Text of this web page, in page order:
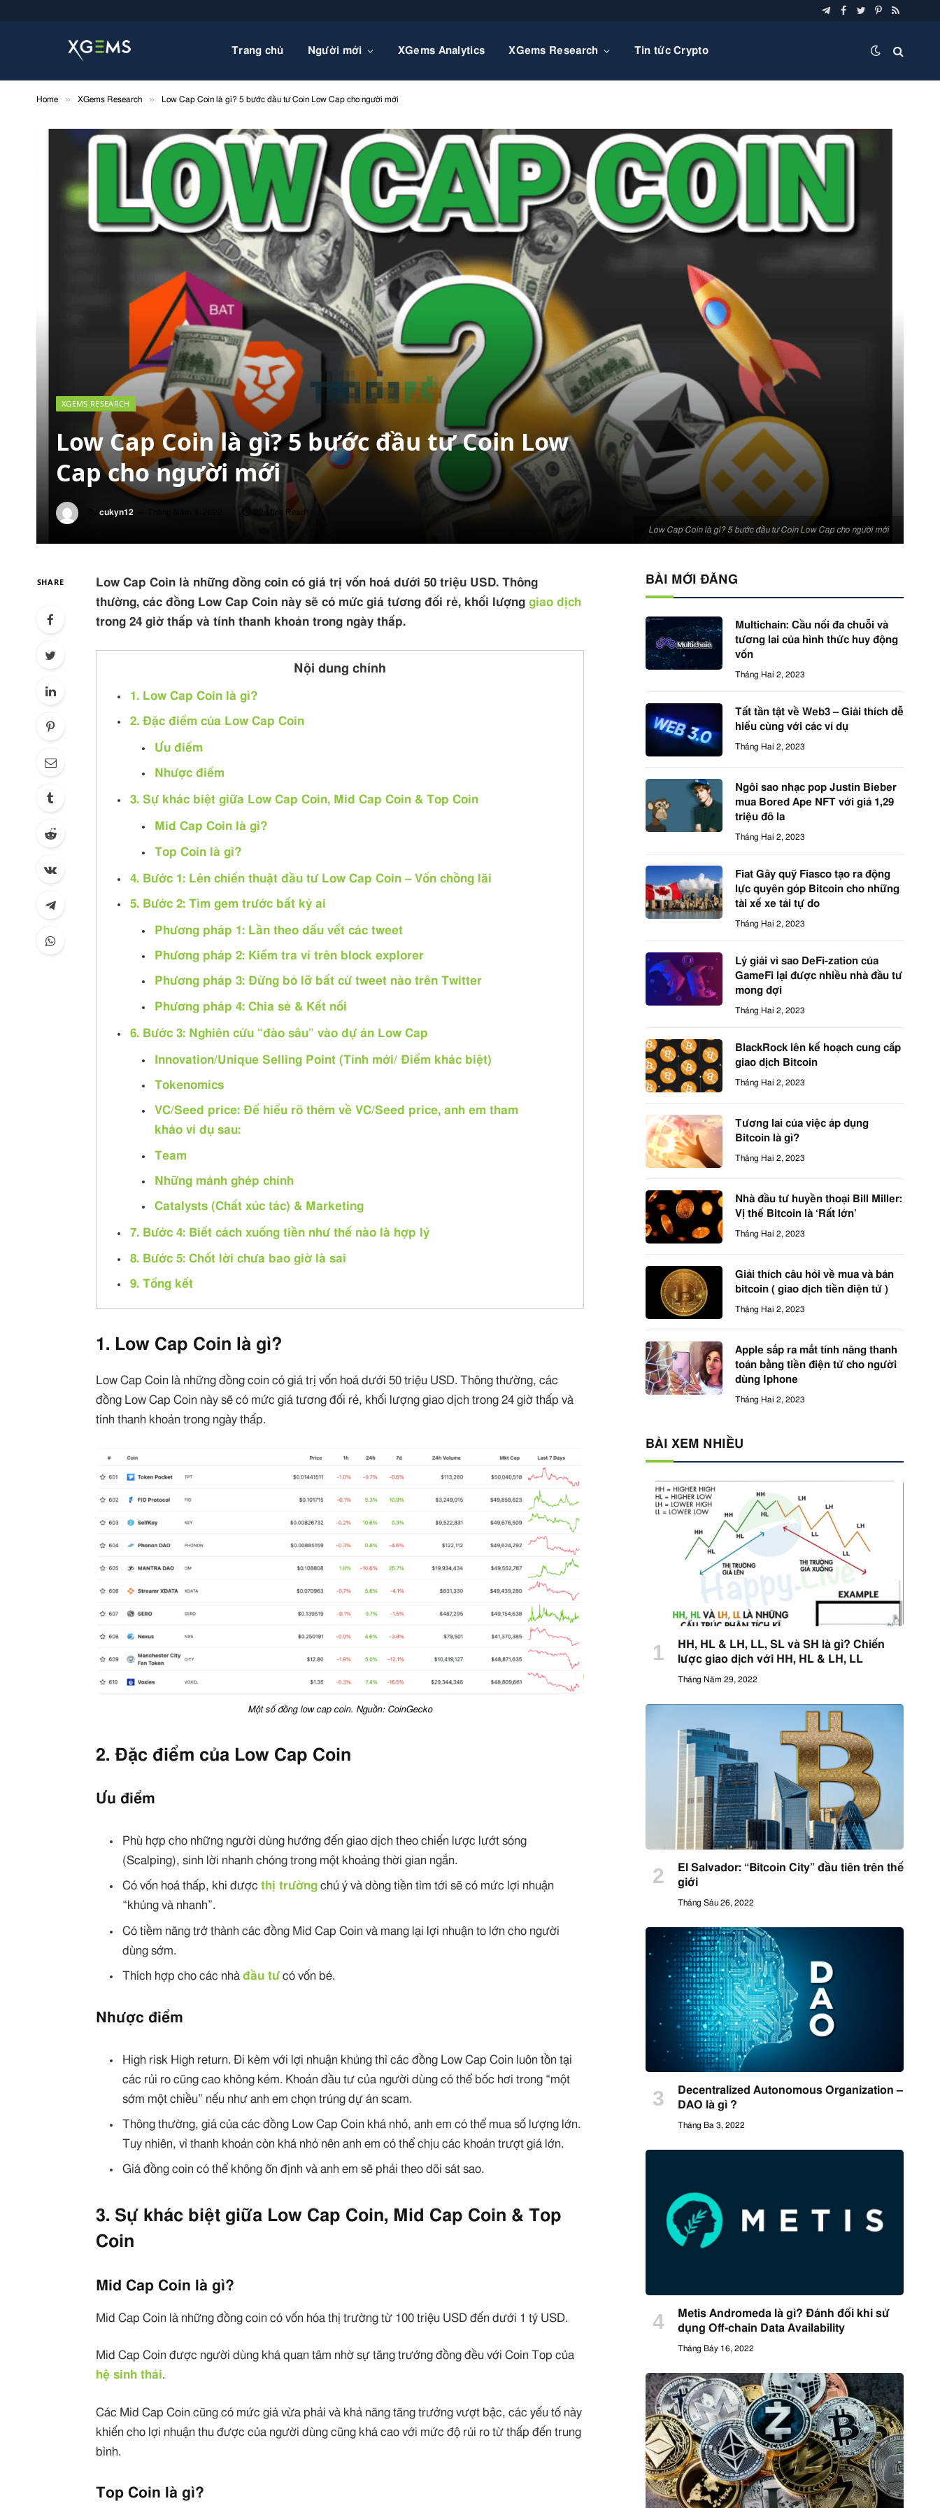
Telegram
Facebook
TwitterPinterest
RSS
Trang chủ Người mới XGems Analytics XGems Research Tin tức Crypto
Home » XGems Research » Low Cap Coin là gì? 5 bước đầu tư Coin Low Cap cho người mới
Low Cap Coin là gì? 5 bước đầu tư Coin Low Cap cho người mới
XGEMS RESEARCH
Low Cap Coin là gì? 5 bước đầu tư Coin Low
Cap cho người mới
cukyn12 22 Mins Read
SHARE
Low Cap Coin là những đồng coin có giá trị vốn hoá dưới 50 triệu USD. Thông
thường, các đồng Low Cap Coin này sẽ có mức giá tương đối rẻ, khối lượng giao dịch
trong 24 giờ thấp và tính thanh khoản trong ngày thấp.
Nội dung chính
1. Low Cap Coin là gì?
2. Đặc điểm của Low Cap Coin
Ưu điểm
Nhược điểm
3. Sự khác biệt giữa Low Cap Coin, Mid Cap Coin & Top Coin
Mid Cap Coin là gì?
Top Coin là gì?
4. Bước 1: Lên chiến thuật đầu tư Low Cap Coin – Vốn chồng lãi
5. Bước 2: Tìm gem trước bất kỳ ai
Phương pháp 1: Lần theo dấu vết các tweet
Phương pháp 2: Kiểm tra ví trên block explorer
Phương pháp 3: Đừng bỏ lỡ bất cứ tweet nào trên Twitter
Phương pháp 4: Chia sẻ & Kết nối
6. Bước 3: Nghiên cứu “đào sâu” vào dự án Low Cap
Innovation/Unique Selling Point (Tính mới/ Điểm khác biệt)
Tokenomics
VC/Seed price: Để hiểu rõ thêm về VC/Seed price, anh em tham
khảo ví dụ sau:
Team
Những mảnh ghép chính
Catalysts (Chất xúc tác) & Marketing
7. Bước 4: Biết cách xuống tiền như thế nào là hợp lý
8. Bước 5: Chốt lời chưa bao giờ là sai
9. Tổng kết
1. Low Cap Coin là gì?
Low Cap Coin là những đồng coin có giá trị vốn hoá dưới 50 triệu USD. Thông thường, các
đồng Low Cap Coin này sẽ có mức giá tương đối rẻ, khối lượng giao dịch trong 24 giờ thấp và
tính thanh khoản trong ngày thấp.
Một số đồng low cap coin. Nguồn: CoinGecko
2. Đặc điểm của Low Cap Coin
Ưu điểm
Phù hợp cho những người dùng hướng đến giao dịch theo chiến lược lướt sóng
(Scalping), sinh lời nhanh chóng trong một khoảng thời gian ngắn.
Có vốn hoá thấp, khi được thị trườngchú ý và dòng tiền tìm tới sẽ có mức lợi nhuận
“khủng và nhanh”.
Có tiềm năng trở thành các đồng Mid Cap Coin và mang lại lợi nhuận to lớn cho người
dùng sớm.
Thích hợp cho các nhà đầu tưcó vốn bé.
Nhược điểm
High risk High return. Đi kèm với lợi nhuận khủng thì các đồng Low Cap Coin luôn tồn tại
các rủi ro cũng cao không kém. Khoản đầu tư của người dùng có thể bốc hơi trong “một
sớm một chiều” nếu như anh em chọn trúng dự án scam.
Thông thường, giá của các đồng Low Cap Coin khá nhỏ, anh em có thể mua số lượng lớn.
Tuy nhiên, vì thanh khoản còn khá nhỏ nên anh em có thể chịu các khoản trượt giá lớn.
Giá đồng coin có thể không ổn định và anh em sẽ phải theo dõi sát sao.
3. Sự khác biệt giữa Low Cap Coin, Mid Cap Coin & Top
Coin
Mid Cap Coin là gì?
Mid Cap Coin là những đồng coin có vốn hóa thị trường từ 100 triệu USD đến dưới 1 tỷ USD.
Mid Cap Coin được người dùng khá quan tâm nhờ sự tăng trưởng đồng đều với Coin Top của
hệ sinh thái.
Các Mid Cap Coin cũng có mức giá vừa phải và khả năng tăng trưởng vượt bậc, các yếu tố này
khiến cho lợi nhuận thu được của người dùng cũng khá cao với mức độ rủi ro từ thấp đến trung
bình.
Top Coin là gì?
BÀI MỚI ĐĂNG
Multichain: Cầu nối đa chuỗi và
tương lai của hình thức huy động
vốn
Tháng Hai 2, 2023
Tất tần tật về Web3 – Giải thích dễ
hiểu cùng với các ví dụ
Tháng Hai 2, 2023
Ngôi sao nhạc pop Justin Bieber
mua Bored Ape NFT với giá 1,29
triệu đô la
Tháng Hai 2, 2023
Fiat Gây quỹ Fiasco tạo ra động
lực quyên góp Bitcoin cho những
tài xế xe tải tự do
Tháng Hai 2, 2023
Lý giải vì sao DeFi-zation của
GameFi lại được nhiều nhà đầu tư
mong đợi
Tháng Hai 2, 2023
BlackRock lên kế hoạch cung cấp
giao dịch Bitcoin
Tháng Hai 2, 2023
Tương lai của việc áp dụng
Bitcoin là gì?
Tháng Hai 2, 2023
Nhà đầu tư huyền thoại Bill Miller:
Vị thế Bitcoin là ‘Rất lớn’
Tháng Hai 2, 2023
Giải thích câu hỏi về mua và bán
bitcoin ( giao dịch tiền điện tử )
Tháng Hai 2, 2023
Apple sắp ra mắt tính năng thanh
toán bằng tiền điện tử cho người
dùng Iphone
Tháng Hai 2, 2023
BÀI XEM NHIỀU
HH, HL & LH, LL, SL và SH là gì? Chiến
lược giao dịch với HH, HL & LH, LL
Tháng Năm 29, 2022
El Salvador: “Bitcoin City” đầu tiên trên thế
giới
Tháng Sáu 26, 2022
Decentralized Autonomous Organization –
DAO là gì ?
Tháng Ba 3, 2022
Metis Andromeda là gì? Đánh đổi khi sử
dụng Off-chain Data Availability
Tháng Bảy 16, 2022